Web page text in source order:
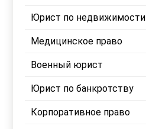
Юрист по недвижимости
Медицинское право
Военный юрист
Юрист по банкротству
Корпоративное право